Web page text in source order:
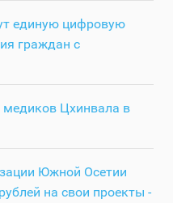
единую цифровую
граждан с
медиков Цхинвала в
Южной Осетии
на свои проекты -